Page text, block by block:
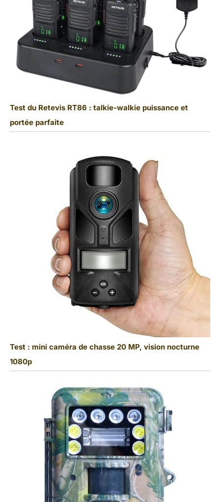
Test du Retevis RT86 : talkie-walkie puissance et
portée parfaite
Test : mini caméra de chasse 20 MP, vision nocturne
1080p